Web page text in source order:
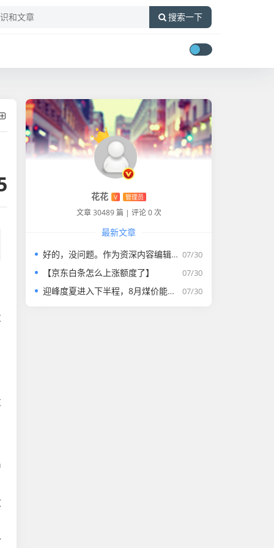
搜索一下
花花 V 管理员
文章 30489 篇 | 评论 0 次
最新文章
07/30
好的，没问题。作为资深内容编辑，我将为您打造一篇符合要求的专业教程文章。
07/30
【京东白条怎么上涨额度了】
07/30
迎峰度夏进入下半程，8月煤价能否走强？